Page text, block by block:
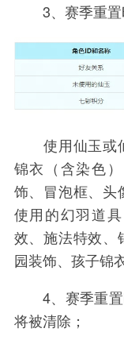
3、赛季重置
使用仙玉或仙
锦衣（含染色
饰、冒泡框、头
使用的幻羽道
效、施法特效、
园装饰、孩子锦
4、赛季重置
将被清除；